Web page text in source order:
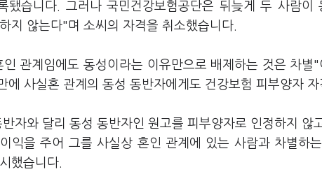
됐습니다. 그러나 국민건강보험공단은 뒤늦게 두 사람이
지 않는다"며 소씨의 자격을 취소했습니다.
관계임에도 동성이라는 이유만으로 배제하는 것은 차별
에 사실혼 관계의 동성 동반자에게도 건강보험 피부양자 자
자와 달리 동성 동반자인 원고를 피부양자로 인정하지 않
익을 주어 그를 사실상 혼인 관계에 있는 사람과 차별하
했습니다.